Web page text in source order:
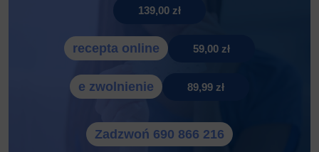
139,00 zł
recepta online 59,00 zł
e zwolnienie 89,99 zł
Zadzwoń 690 866 216